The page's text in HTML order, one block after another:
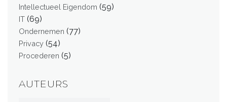
Intellectueel Eigendom (59)
IT (69)
Ondernemen (77)
Privacy (54)
Procederen (5)
AUTEURS